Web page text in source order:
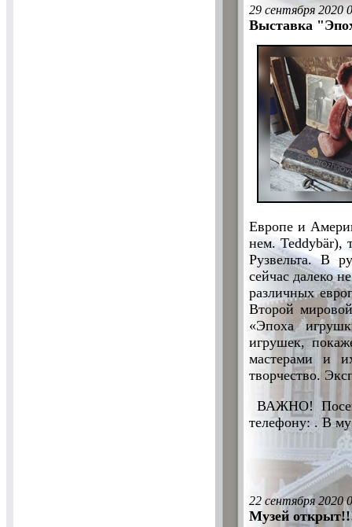
29 сентября 2020
Выставка
Европе и
нем. Teddybär),
Рузвельта. В
сейчас далеко
различных
Второй
«Эпоха
игрушек,
мастерами и
творчество.
ВАЖНО!
телефону: . В
22 сентября 2020
Музей